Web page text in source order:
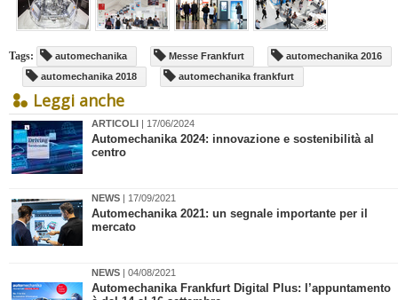
Tags: automechanika Messe Frankfurt
automechanika 2016
automechanika 2018
automechanika frankfurt
Leggi anche
ARTICOLI | 17/06/2024
​Automechanika 2024: innovazione e sostenibilità al
centro
NEWS | 17/09/2021
​Automechanika 2021: un segnale importante per il
mercato
NEWS | 04/08/2021
​Automechanika Frankfurt Digital Plus: l’appuntamento